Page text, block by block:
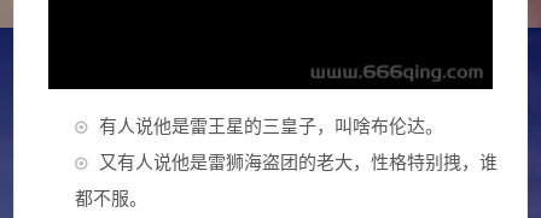
有人说他是雷王星的三皇子，叫啥布伦达。
又有人说他是雷狮海盗团的老大，性格特别拽，谁
都不服。